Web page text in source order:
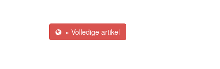
» Volledige artikel